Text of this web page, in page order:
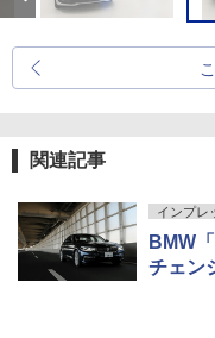
関連記事
インプレ
BMW
チェン